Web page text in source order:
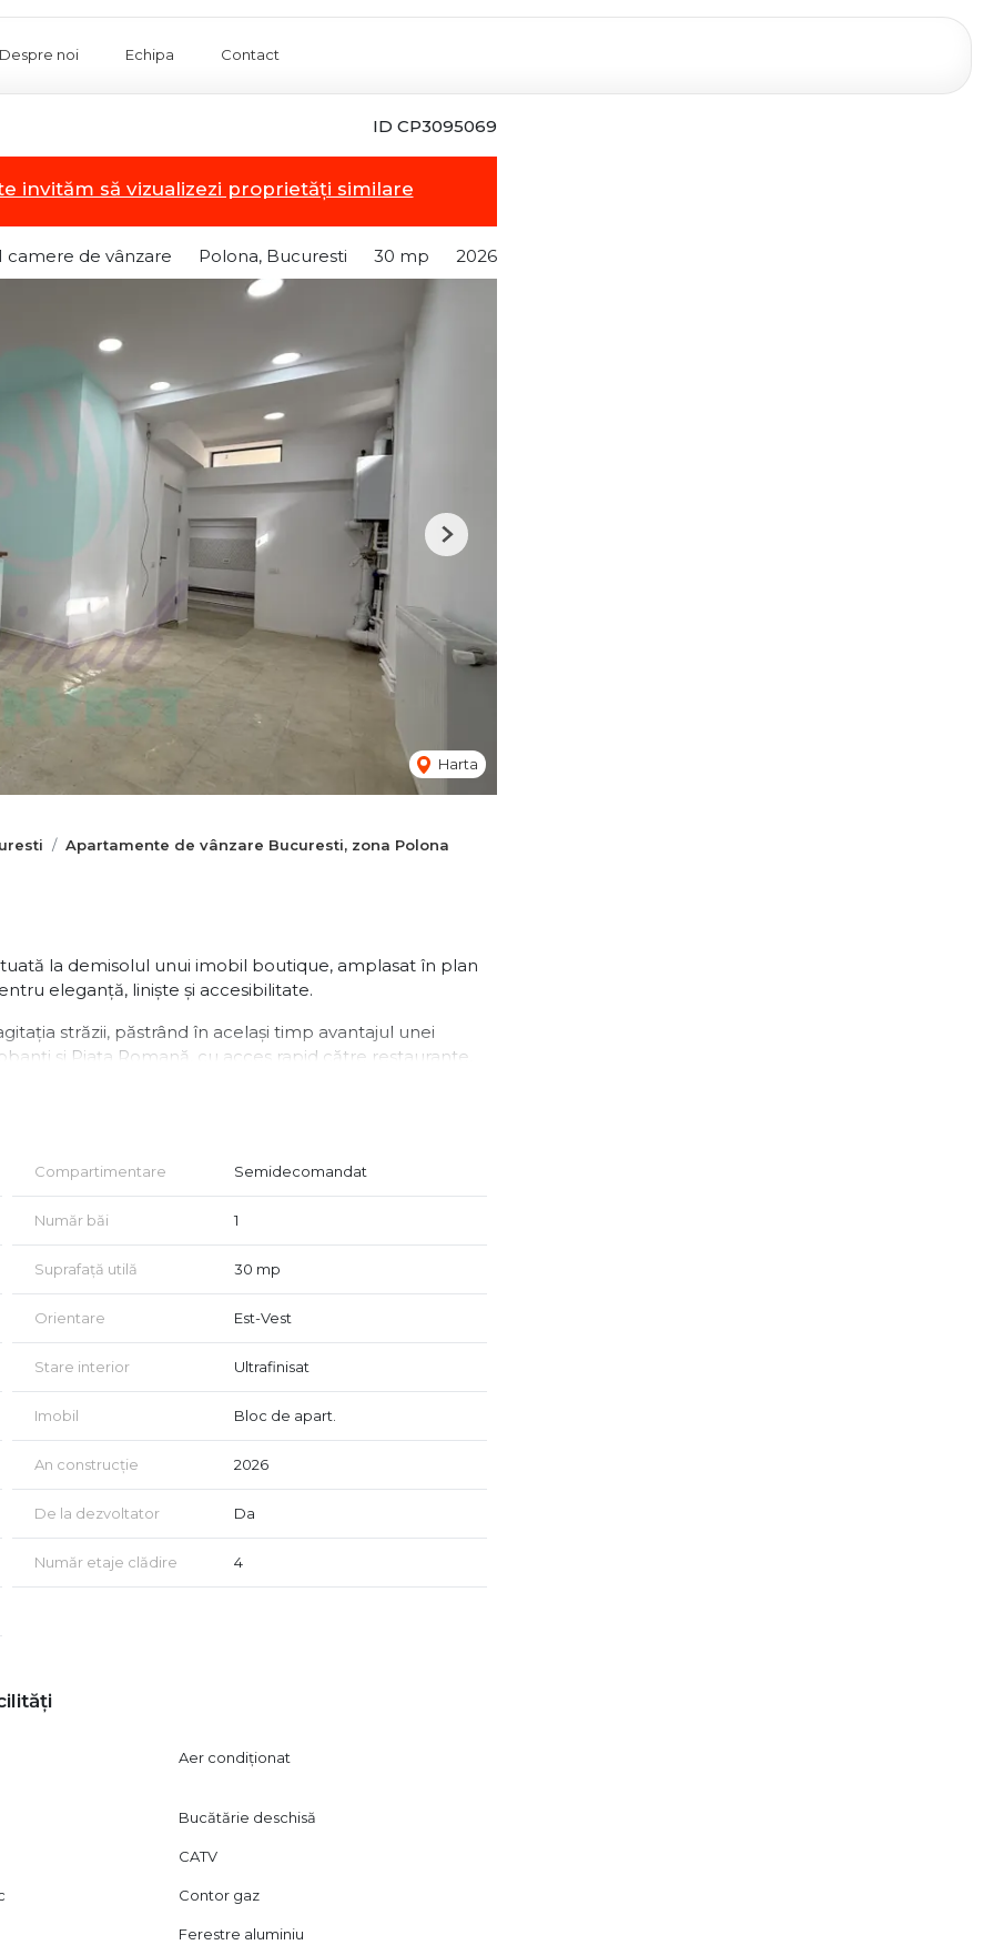
Despre noi Echipa Contact
ID CP3095069
invităm să vizualizezi proprietăți similare
camere de vânzare Polona, Bucuresti 30 mp 2026
Harta
Next
Apartamente de vânzare Bucuresti, zona Polona
la demisolul unui imobil boutique, amplasat în plan
eleganță, liniște și accesibilitate.
străzii, păstrând în același timp avantajul unei
și Piața Romană, cu acces rapid către restaurante,
proprietatea este potrivită pentru sediu de
un loc de parcare acoperit sau descoperit, prețurile
este 0%.
ipotecar!
Compartimentare Semidecomandat
Număr băi 1
Suprafață utilă 30 mp
Orientare Est-Vest
Stare interior Ultrafinisat
Imobil Bloc de apart.
An construcție 2026
De la dezvoltator Da
Număr etaje clădire 4
Aer condiționat
Bucătărie deschisă
CATV
Contor gaz
Ferestre aluminiu